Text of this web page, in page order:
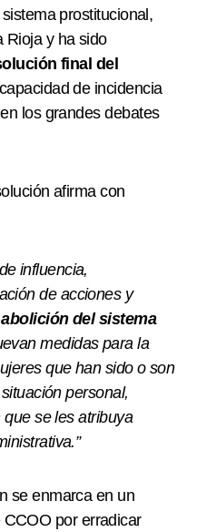
prostitucional,
Rioja y ha sido
final del
de incidencia
los grandes debates
afirma con
influencia,
de acciones y
abolición del sistema
medidas para la
que han sido o son
personal,
se les atribuya
se enmarca en un
por erradicar